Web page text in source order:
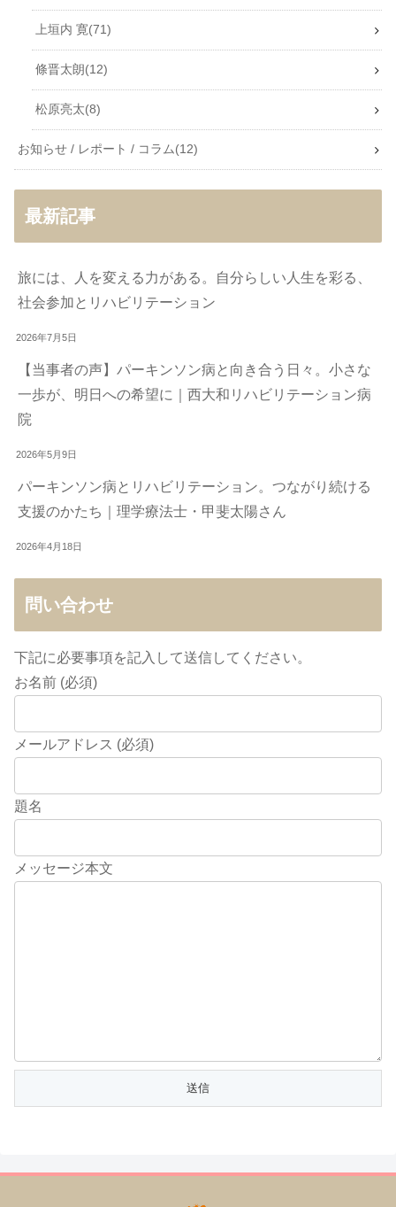
上垣内 寛 71
條晋太朗 12
松原亮太 8
お知らせ / レポート / コラム 12
最新記事
旅には、人を変える力がある。自分らしい人生を彩る、
社会参加とリハビリテーション
2026年7月5日
【当事者の声】パーキンソン病と向き合う日々。小さな
一歩が、明日への希望に｜西大和リハビリテーション病
院
2026年5月9日
パーキンソン病とリハビリテーション。つながり続ける
支援のかたち｜理学療法士・甲斐太陽さん
2026年4月18日
問い合わせ
下記に必要事項を記入して送信してください。
お名前 (必須)
メールアドレス (必須)
題名
メッセージ本文